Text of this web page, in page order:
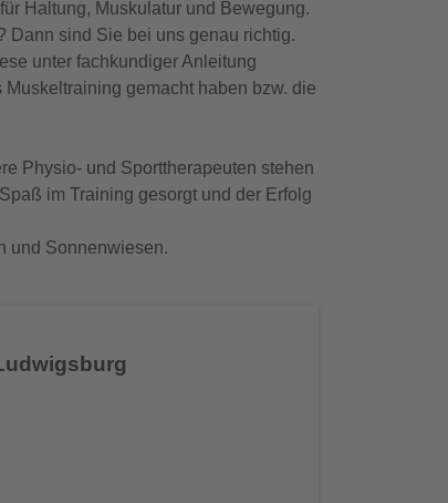
Haltung, Muskulatur und Bewegung.
Dann sind Sie bei uns genau richtig.
unter fachkundiger Anleitung
gemacht haben bzw. die
Physio- und Sporttherapeuten stehen
im Training gesorgt und der Erfolg
und Sonnenwiesen.